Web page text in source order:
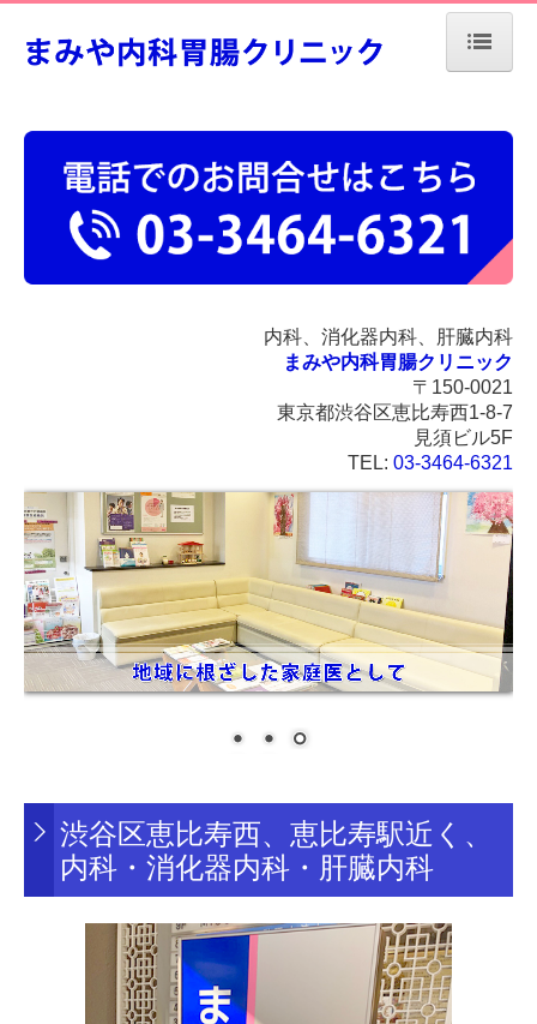
各種健診・人間ドック
がん、脳梗塞・心筋梗塞リスク検診
内科、消化器内科、肝臓内科
まみや内科胃腸クリニック
〒150-0021
東京都渋谷区恵比寿西1-8-7
見須ビル5F
TEL: 03-3464-6321
渋谷区恵比寿西、恵比寿駅近く、
内科・消化器内科・肝臓内科